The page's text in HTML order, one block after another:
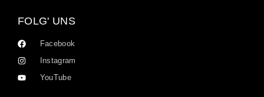
FOLG' UNS
Facebook
Instagram
YouTube